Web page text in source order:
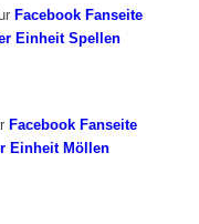
Facebook Fanseite
Einheit Spellen
Facebook Fanseite
Einheit Möllen